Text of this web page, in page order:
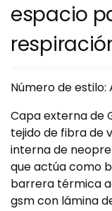
espacio
Número de estilo:
Capa externa de
tejido de fibra de
interna de
que actúa como
barrera térmica
gsm con lámina